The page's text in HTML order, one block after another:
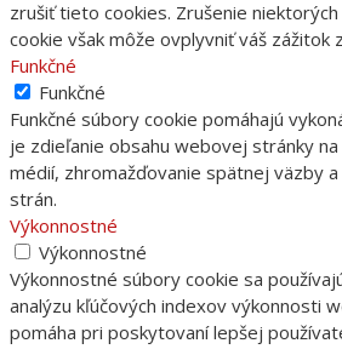
zrušiť tieto cookies. Zrušenie
cookie však môže ovplyvniť váš zážitok
Funkčné
Funkčné
Funkčné súbory cookie pomáhajú
je zdieľanie obsahu webovej stránky
médií, zhromažďovanie spätnej väzby
strán.
Výkonnostné
Výkonnostné
Výkonnostné súbory cookie sa
analýzu kľúčových indexov výkonnosti
pomáha pri poskytovaní lepšej